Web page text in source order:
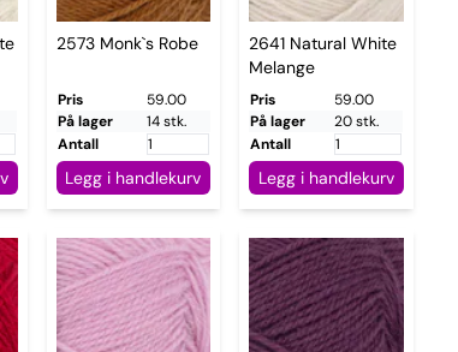
2573 Monk`s Robe
Pris
59.00
På lager
14 stk.
Antall
Legg i handlekurv
2641 Natural White
Melange
Pris
59.00
På lager
20 stk.
Antall
Legg i handlekurv